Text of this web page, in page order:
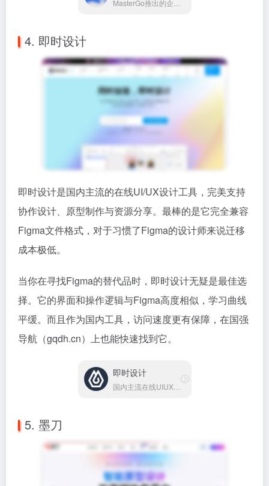
4. 即时设计
即时设计是国内主流的在线UI/UX设计工具，完美支持
协作设计、原型制作与资源分享。最棒的是它完全兼容
Figma文件格式，对于习惯了Figma的设计师来说迁移
成本极低。
当你在寻找Figma的替代品时，即时设计无疑是最佳选
择。它的界面和操作逻辑与Figma高度相似，学习曲线
平缓。而且作为国内工具，访问速度更有保障，在国强
导航（gqdh.cn）上也能快速找到它。
即时设计
国内主流在线UIUX设计工具
5. 墨刀